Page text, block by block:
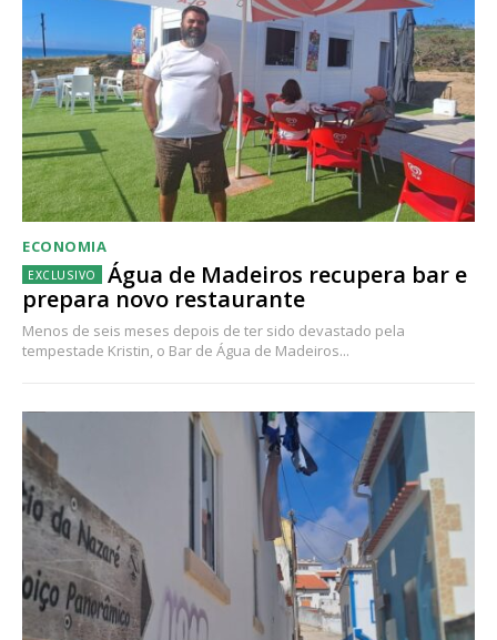
ECONOMIA
Água de Madeiros recupera bar e
prepara novo restaurante
Menos de seis meses depois de ter sido devastado pela
tempestade Kristin, o Bar de Água de Madeiros...